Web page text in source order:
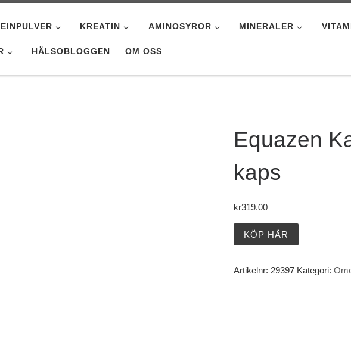
KREATIN AMINOSYROR MINERALER
HÄLSOBLOGGEN OM OSS
Equazen
kaps
kr319.00
KÖP HÄR
Artikelnr: 29397 Kategori: